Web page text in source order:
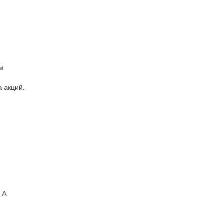
акций.
А